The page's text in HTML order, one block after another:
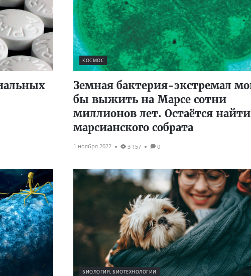
КОСМОС
Земная бактерия-экстремал
бы выжить на Марсе сотни
миллионов лет. Остаётся найти
марсианского собрата
1 ноября 2022 3 157 0
БИОЛОГИЯ, БИОТЕХНОЛОГИИ